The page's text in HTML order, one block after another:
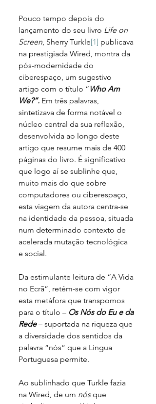
Pouco tempo depois do
lançamento do seu livro Life on
Screen, Sherry Turkle[1] publicava
na prestigiada Wired, montra da
pós-modernidade do
ciberespaço, um sugestivo
artigo com o título “ Who Am
We?”. Em três palavras,
sintetizava de forma notável o
núcleo central da sua reflexão,
desenvolvida ao longo deste
artigo que resume mais de 400
páginas do livro. É significativo
que logo aí se sublinhe que,
muito mais do que sobre
computadores ou ciberespaço,
esta viagem da autora centra-se
na identidade da pessoa, situada
num determinado contexto de
acelerada mutação tecnológica
e social.
Da estimulante leitura de “A Vida
no Ecrã”, retém-se com vigor
esta metáfora que transpomos
para o título – Os Nós do Eu e da
Rede – suportada na riqueza que
a diversidade dos sentidos da
palavra “nós” que a Língua
Portuguesa permite.
Ao sublinhado que Turkle fazia
na Wired, de um nós que